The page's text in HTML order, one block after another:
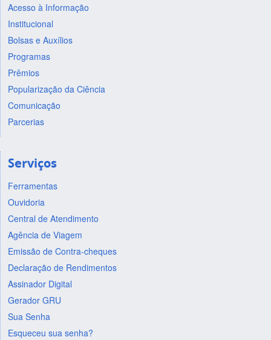
Acesso à Informação
Institucional
Bolsas e Auxílios
Programas
Prêmios
Popularização da Ciência
Comunicação
Parcerias
Serviços
Ferramentas
Ouvidoria
Central de Atendimento
Agência de Viagem
Emissão de Contra-cheques
Declaração de Rendimentos
Assinador Digital
Gerador GRU
Sua Senha
Esqueceu sua senha?